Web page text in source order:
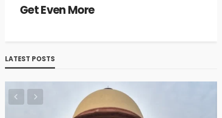
Get Even More
LATEST POSTS